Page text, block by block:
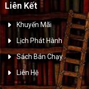
Liên Kết
Khuyến Mãi
Lịch Phát Hành
Sách Bán Chạy
Liên Hệ